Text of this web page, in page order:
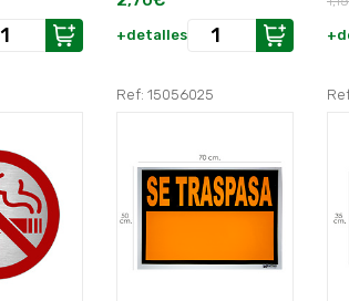
+detalles
Ref: 15056025